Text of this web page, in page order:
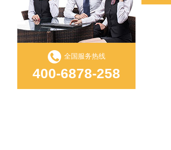
全国服务热线
400-6878-258